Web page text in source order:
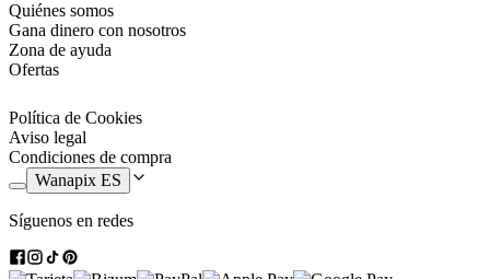
Quiénes somos
Gana dinero con nosotros
Zona de ayuda
Ofertas
Política de Cookies
Aviso legal
Condiciones de compra
Wanapix ES
Síguenos en redes